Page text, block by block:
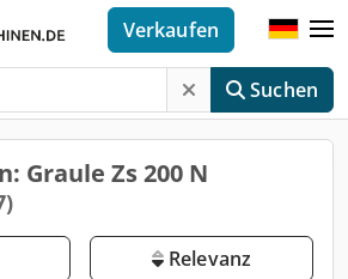
Suchen
Verkaufen
Graule Zs 200 N
Relevanz